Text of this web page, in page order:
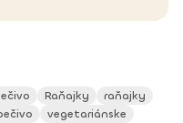
Raňajky
raňajky
vegetariánske